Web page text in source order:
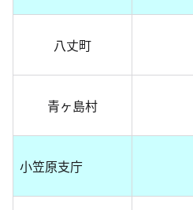
八丈町
青ヶ島村
小笠原支庁